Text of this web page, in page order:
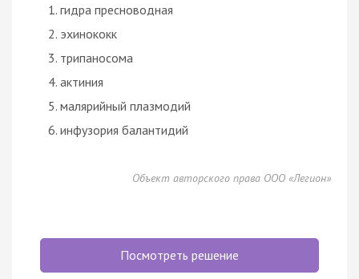
гидра пресноводная
эхинококк
трипаносома
актиния
малярийный плазмодий
инфузория балантидий
Объект авторского права ООО «Легион»
Посмотреть решение